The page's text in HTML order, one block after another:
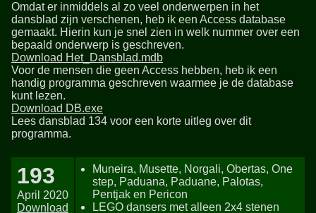
Omdat er inmiddels al zo veel onderwerpen in het
dansblad zijn verschenen, heb ik een Access database
gemaakt. Hierin kun je snel zien in welk nummer over een
bepaald onderwerp is geschreven.
Download Het_Dansblad.mdb
Voor de mensen die geen Access hebben, heb ik een
handig programma geschreven waarmee je de database
kunt lezen.
Download DB.exe
Lees dansblad 134 voor een korte uitleg over dit
programma.
193
April 2020
Download
Muneira, Musette, Norgali, Obertas, One
step, Paduana, Paduane, Palotas,
Pentjak en Pericon
LEGO dansers met alleen 2x4 stenen